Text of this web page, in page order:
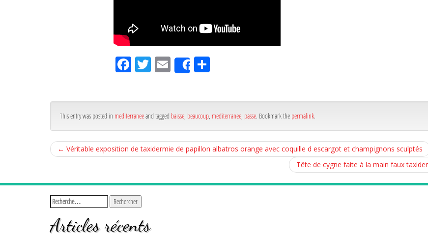
Fa
ce
ok
Tw
itt
Em
ail
Share
Pa
r
This entry was posted in mediterraneeand tagged baisse beaucoup mediterranee passe. Bookmark the permalink.
← Véritable exposition de taxidermie de papillon albatros orange avec coquille d escargot et champignons sculptés
Tête de cygne faite à la main faux
Articles récents